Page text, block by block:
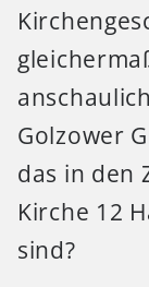
Golzower
das in den
Kirche 12
sind?